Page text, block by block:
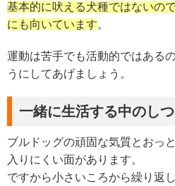
基本的に吠える犬種ではないの
にも向いています。
運動は苦手でも活動的ではある
うにしてあげましょう。
一緒に生活する中のし
ブルドッグの頑固な気質とおっ
入りにくい面があります。
ですから小さいころから繰り返